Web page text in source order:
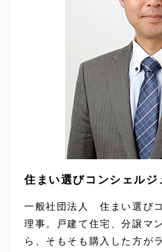
住まい選びコンシェル
一般社団法人 住まい選び
理事。戸建て住宅、分譲マ
ら、そもそも購入した方が